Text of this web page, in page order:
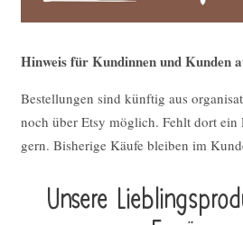
Hinweis für Kundinnen und Kunden
Bestellungen sind künftig aus
noch über Etsy möglich. Fehlt dort ein
gern. Bisherige Käufe bleiben im
Unsere